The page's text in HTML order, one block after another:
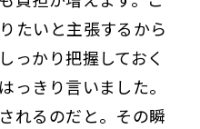
たいと主張するから
っかり把握しておく
っきり言いました。
れるのだと。その瞬